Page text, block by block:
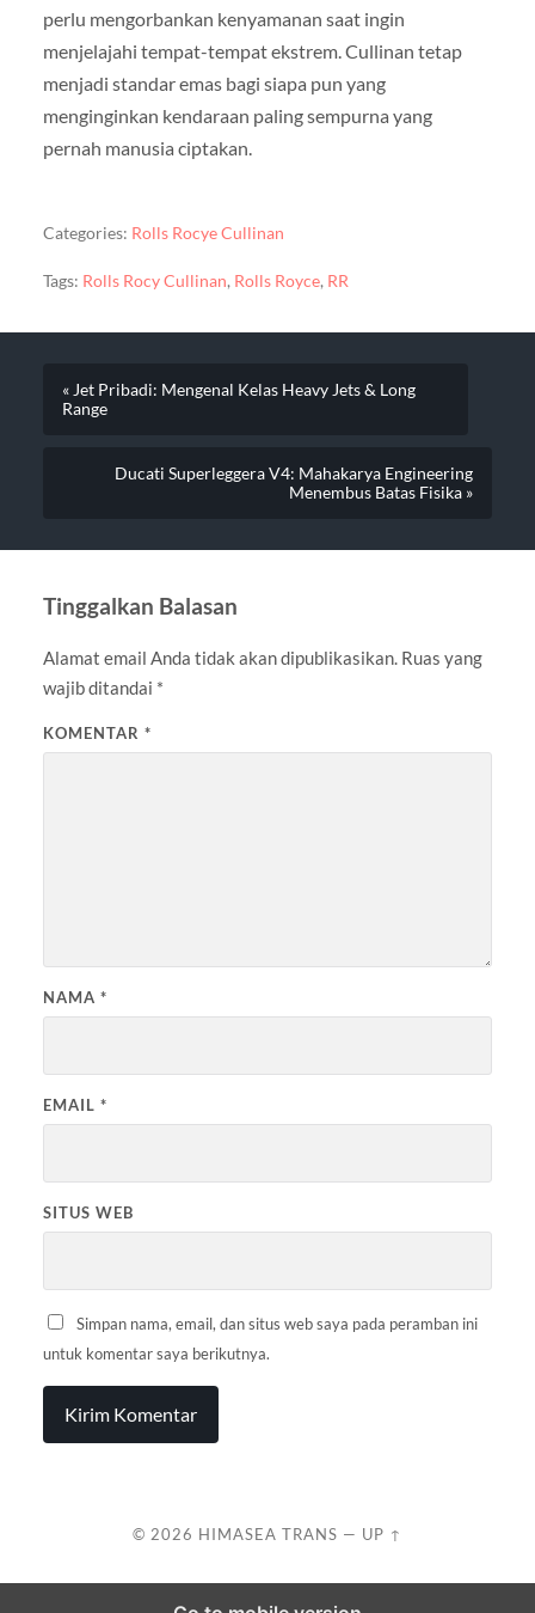
perlu mengorbankan kenyamanan saat ingin
menjelajahi tempat-tempat ekstrem. Cullinan tetap
menjadi standar emas bagi siapa pun yang
menginginkan kendaraan paling sempurna yang
pernah manusia ciptakan.
Categories: Rolls Rocye Cullinan
Tags: Rolls Rocy Cullinan, Rolls Royce, RR
« Jet Pribadi: Mengenal Kelas Heavy Jets & Long
Range
Ducati Superleggera V4: Mahakarya Engineering
Menembus Batas Fisika »
Tinggalkan Balasan
Alamat email Anda tidak akan dipublikasikan. Ruas yang
wajib ditandai *
KOMENTAR *
NAMA *
EMAIL *
SITUS WEB
Simpan nama, email, dan situs web saya pada peramban ini
untuk komentar saya berikutnya.
© 2026 HIMASEA TRANS — UP ↑